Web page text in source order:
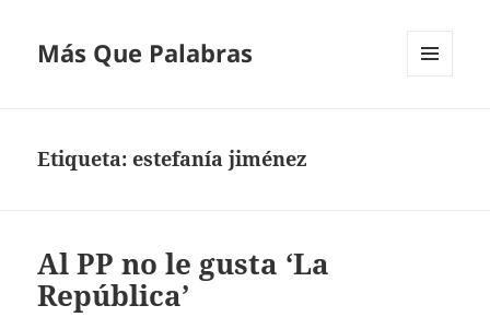
Más Que Palabras
Etiqueta:estefanía jiménez
Al PP no le gusta ‘La
República’